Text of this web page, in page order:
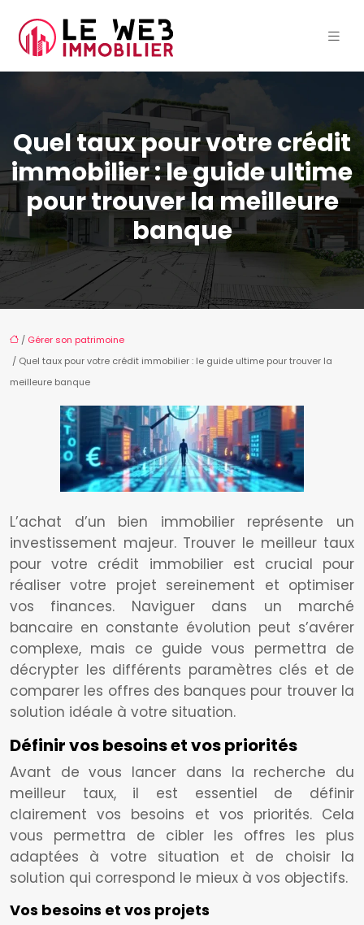
Quel taux pour votre crédit
immobilier : le guide ultime
pour trouver la meilleure
banque
/ Gérer son patrimoine
/ Quel taux pour votre crédit immobilier : le guide ultime pour trouver la
meilleure banque
L’achat d’un bien immobilier représente un
investissement majeur. Trouver le meilleur taux
pour votre crédit immobilier est crucial pour
réaliser votre projet sereinement et optimiser
vos finances. Naviguer dans un marché
bancaire en constante évolution peut s’avérer
complexe, mais ce guide vous permettra de
décrypter les différents paramètres clés et de
comparer les offres des banques pour trouver la
solution idéale à votre situation.
Définir vos besoins et vos priorités
Avant de vous lancer dans la recherche du
meilleur taux, il est essentiel de définir
clairement vos besoins et vos priorités. Cela
vous permettra de cibler les offres les plus
adaptées à votre situation et de choisir la
solution qui correspond le mieux à vos objectifs.
Vos besoins et vos projets